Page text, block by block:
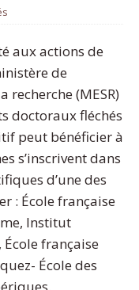
aux actions de
de
recherche (MESR)
doctoraux fléchés
peut bénéficier à
s’inscrivent dans
d’une des
: École française
Institut
française
École des